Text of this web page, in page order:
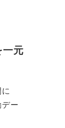
一元
ー